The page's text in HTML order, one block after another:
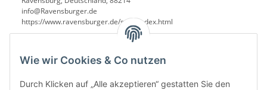
Wie wir Cookies & Co nutzen
Durch Klicken auf „Alle akzeptieren“ gestatten Sie den
info@Ravensburger.de
https://www.ravensburger.de/start/index.html